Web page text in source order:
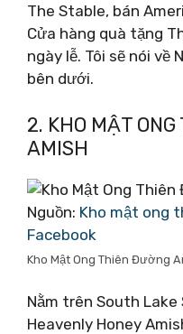
The Stable, bán
Cửa hàng quà tặng
ngày lễ. Tôi sẽ nói về
bên dưới.
2. KHO MẬT
AMISH
Nguồn: Kho mật ong
Facebook
Kho Mật Ong Thiên Đường
Nằm trên South Lake
Heavenly Honey